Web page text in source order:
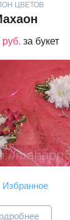
ЦВЕТОВ
руб. за букет
Избранное